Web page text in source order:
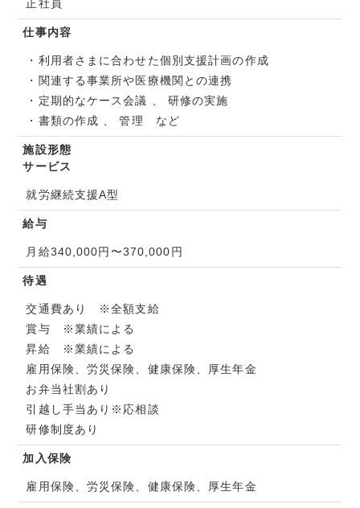
正社員
仕事内容
・利⽤者さまに合わせた個別⽀援計画の作成
・関連する事業所や医療機関との連携
・定期的なケース会議 、 研修の実施
・書類の作成 、 管理 など
施設形態
サービス
就労継続支援A型
給与
月給340,000円〜370,000円
待遇
交通費あり ※全額支給
賞与 ※業績による
昇給 ※業績による
雇用保険、労災保険、健康保険、厚生年金
お弁当社割あり
引越し手当あり※応相談
研修制度あり
加入保険
雇用保険、労災保険、健康保険、厚生年金